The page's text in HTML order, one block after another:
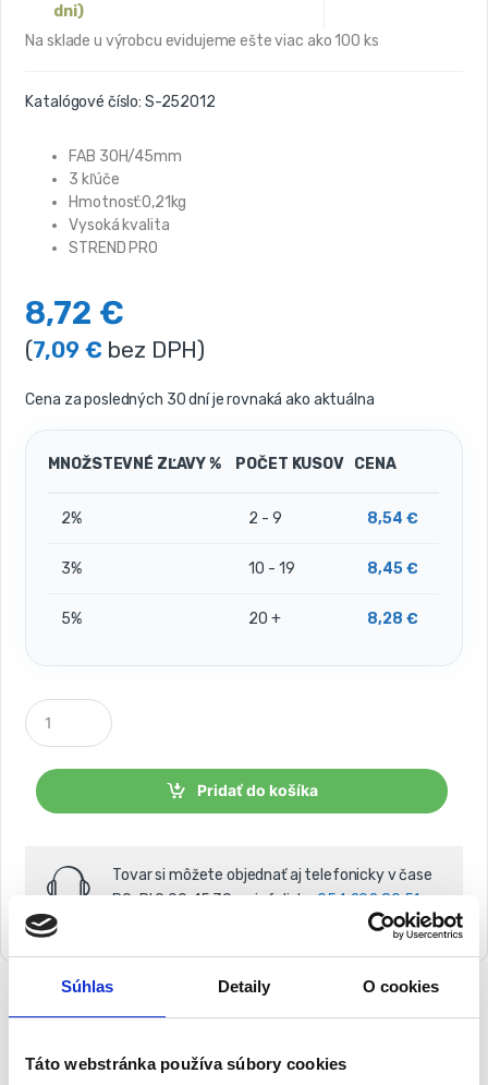
Súhlas Detaily O cookies
Táto webstránka používa súbory cookies
dni)
Na sklade u výrobcu evidujeme ešte viac ako 100 ks
Katalógové číslo: S-252012
FAB 30H/45mm
3 kľúče
Hmotnosť:0,21kg
Vysoká kvalita
STREND PRO
8,72 €
(7,09 € bez DPH)
Cena za posledných 30 dní je rovnaká ako aktuálna
MNOŽSTEVNÉ ZĽAVY % POČET KUSOV CENA
2% 2 - 9 8,54 €
3% 10 - 19 8,45€
5% 20 + 8,28 €
P
o
č
Pridať do košíka
Tovar si môžete objednať aj telefonicky v čase
PO-PI 9:00-15:30 na infolinke054 202 89 51
Popis Balenie